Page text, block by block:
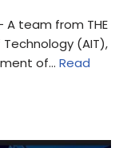
A team from THE
(AIT),
of… Read